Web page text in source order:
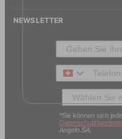
NEWSLETTER
Telefon
Typ des
*Sie können sich
Angelo SA.